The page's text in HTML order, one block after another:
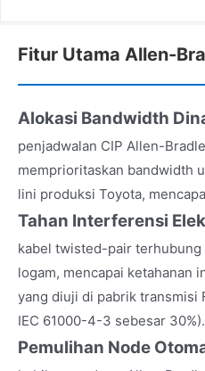
Fitur Utama Allen-
Alokasi Bandwidth
penjadwalan CIP Allen-
memprioritaskan bandwidth
lini produksi Toyota,
Tahan Interferensi
kabel twisted-pair terhubung
logam, mencapai ketahanan
yang diuji di pabrik transmisi
IEC 61000-4-3 sebesar 30%).
Pemulihan Node